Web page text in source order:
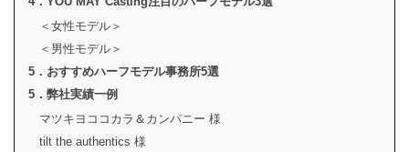
＜女性モデル＞
＜男性モデル＞
5．おすすめハーフモデル事務所5選
5．弊社実績一例
マツキヨココカラ＆カンパニー 様
tilt the authentics 様